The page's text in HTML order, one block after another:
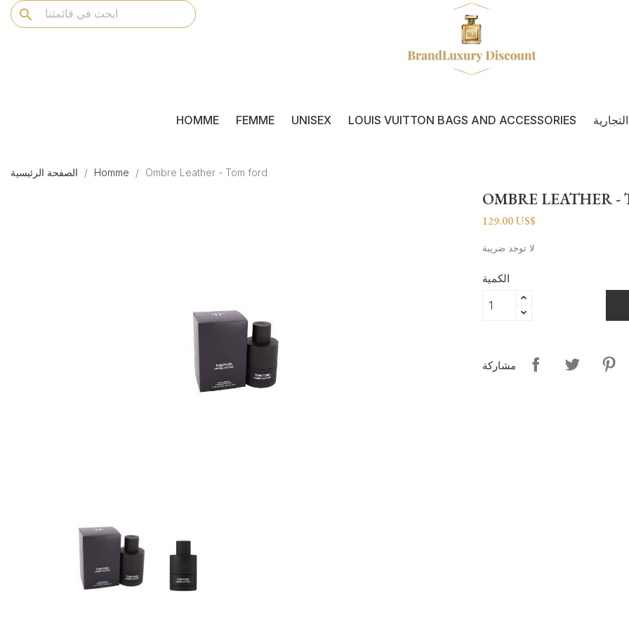
search
HOMME FEMME UNISEX LOUIS VUITTON BAGS AND ACCESSORIES
الصفحة الرئيسية Homme Ombre Leather - Tom ford
OMBRE LEATHER -
129.00 US$
لا توجد ضريبة
الكمية
مشاركة